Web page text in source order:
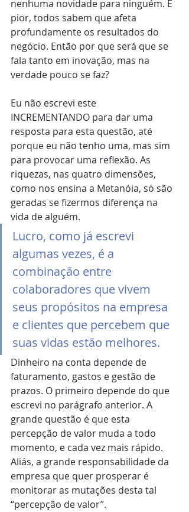
nenhuma novidade para ninguém. E
pior, todos sabem que afeta
profundamente os resultados do
negócio. Então por que será que se
fala tanto em inovação, mas na
verdade pouco se faz?
Eu não escrevi este
INCREMENTANDO para dar uma
resposta para esta questão, até
porque eu não tenho uma, mas sim
para provocar uma reflexão. As
riquezas, nas quatro dimensões,
como nos ensina a Metanóia, só são
geradas se fizermos diferença na
vida de alguém.
Lucro, como já escrevi
algumas vezes, é a
combinação entre
colaboradores que vivem
seus propósitos na empresa
e clientes que percebem que
suas vidas estão melhores.
Dinheiro na conta depende de
faturamento, gastos e gestão de
prazos. O primeiro depende do que
escrevi no parágrafo anterior. A
grande questão é que esta
percepção de valor muda a todo
momento, e cada vez mais rápido.
Aliás, a grande responsabilidade da
empresa que quer prosperar é
monitorar as mutações desta tal
“percepção de valor”.